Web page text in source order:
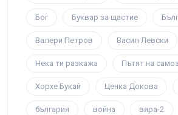
Бог Буквар за щастие
Валери Петров Васил Левски
Нека ти разкажа Пътят на
Хорхе Букай Ценка Докова
българия война вяра-2